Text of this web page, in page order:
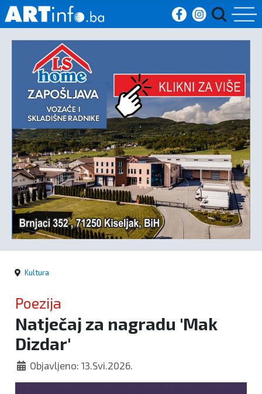
Početna
Vijesti
Sport
Kultura
Crna
kronika
Politika
Kultura
Poezija
Natječaj za nagradu 'Mak
Dizdar'
Objavljeno: 13.Svi.2026.